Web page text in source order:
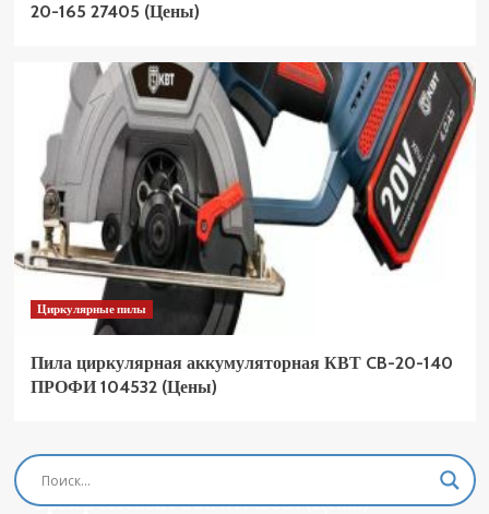
20-165 27405 (Цены)
Циркулярные пилы
Пила циркулярная аккумуляторная КВТ CB-20-140
ПРОФИ 104532 (Цены)
Фрезеры
Фрезер сетевой MAKITA M3601 (Цены)